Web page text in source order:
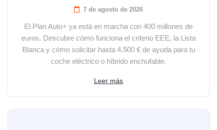
7 de agosto de 2026
El Plan Auto+ ya está en marcha con 400 millones de
euros. Descubre cómo funciona el criterio EEE, la Lista
Blanca y cómo solicitar hasta 4.500 € de ayuda para tu
coche eléctrico o híbrido enchufable.
Leer más